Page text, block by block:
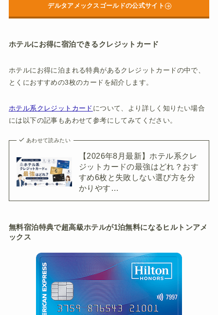
デルタアメックスゴールドの公式サイト
ホテルにお得に宿泊できるクレジットカード
ホテルにお得に泊まれる特典があるクレジットカードの中で、
とくにおすすめの3枚のカードを紹介します。
ホテル系クレジットカード について、より詳しく知りたい場合
には以下の記事もあわせて参考にしてみてください。
あわせて読みたい
【2026年8月最新】ホテル系クレ
ジットカードの最強はどれ？おす
すめ6枚と失敗しない選び方を分
かりやす…
無料宿泊特典で超高級ホテルが1泊無料になるヒルトンアメ
ックス